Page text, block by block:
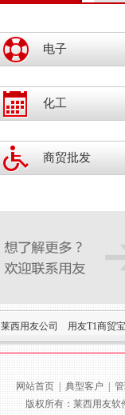
电子
化工
商贸批发
莱西用友公司 用友T1商贸宝
网站首页 | 典型客户 |
版权所有：莱西用友软